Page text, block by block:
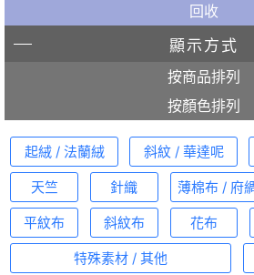
回收
顯示方式
按商品排列
按顏色排列
起絨 / 法蘭絨 斜紋 / 華達呢
天竺 針織 薄棉布 / 府
平紋布 斜紋布 花布
特殊素材 / 其他